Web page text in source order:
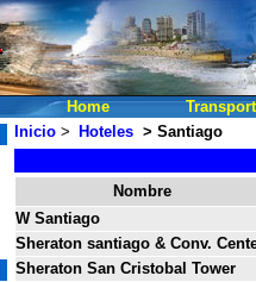
Home
Inicio > Hoteles > Santiago
Nombre
W Santiago
Sheraton santiago & Conv.
Sheraton San Cristobal Tower